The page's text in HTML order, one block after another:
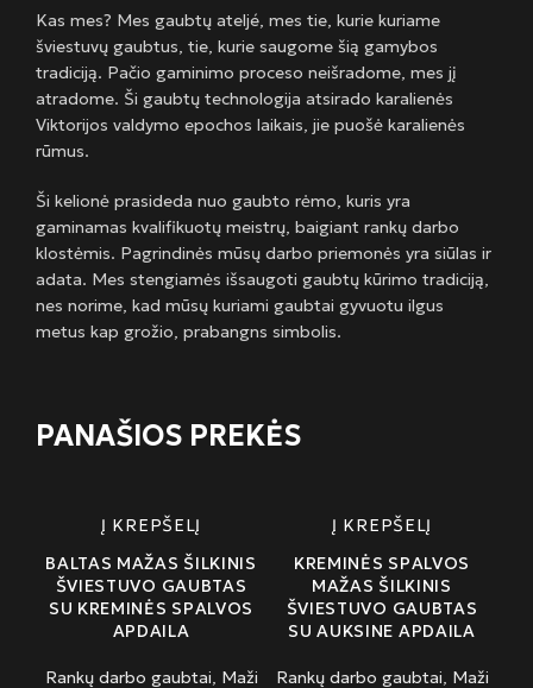
Kas mes? Mes gaubtų ateljé, mes tie, kurie kuriame
šviestuvų gaubtus, tie, kurie saugome šią gamybos
tradiciją. Pačio gaminimo proceso neišradome, mes jį
atradome. Ši gaubtų technologija atsirado karalienės
Viktorijos valdymo epochos laikais, jie puošė karalienės
rūmus.
Ši kelionė prasideda nuo gaubto rėmo, kuris yra
gaminamas kvalifikuotų meistrų, baigiant rankų darbo
klostėmis. Pagrindinės mūsų darbo priemonės yra siūlas ir
adata. Mes stengiamės išsaugoti gaubtų kūrimo tradiciją,
nes norime, kad mūsų kuriami gaubtai gyvuotu ilgus
metus kap grožio, prabangns simbolis.
PANAŠIOS PREKĖS
Į KREPŠELĮ
BALTAS MAŽAS ŠILKINIS
ŠVIESTUVO GAUBTAS
SU KREMINĖS SPALVOS
APDAILA
Rankų darbo gaubtai, Maži
Į KREPŠELĮ
KREMINĖS SPALVOS
MAŽAS ŠILKINIS
ŠVIESTUVO GAUBTAS
SU AUKSINE APDAILA
Rankų darbo gaubtai, Maži